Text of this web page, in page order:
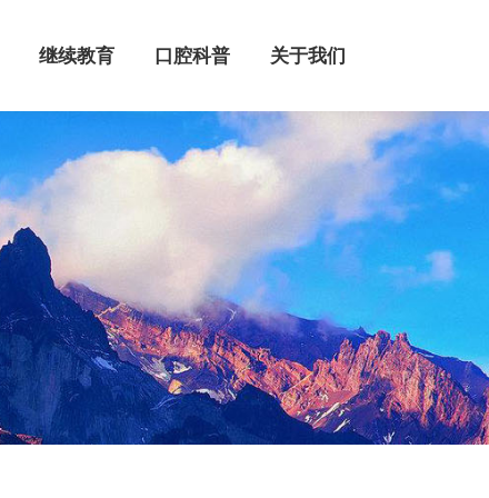
继续教育 口腔科普 关于我们